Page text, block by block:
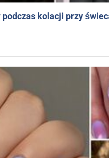
podczas kolacji przy